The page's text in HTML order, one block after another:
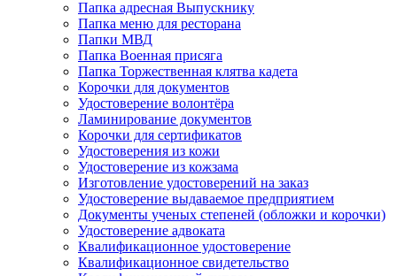
Папка адресная Выпускнику
Папка меню для ресторана
Папки МВД
Папка Военная присяга
Папка Торжественная клятва кадета
Корочки для документов
Удостоверение волонтёра
Ламинирование документов
Корочки для сертификатов
Удостоверения из кожи
Удостоверение из кожзама
Изготовление удостоверений на заказ
Удостоверение выдаваемое предприятием
Документы ученых степеней (обложки и корочки)
Удостоверение адвоката
Квалификационное удостоверение
Квалификационное свидетельство